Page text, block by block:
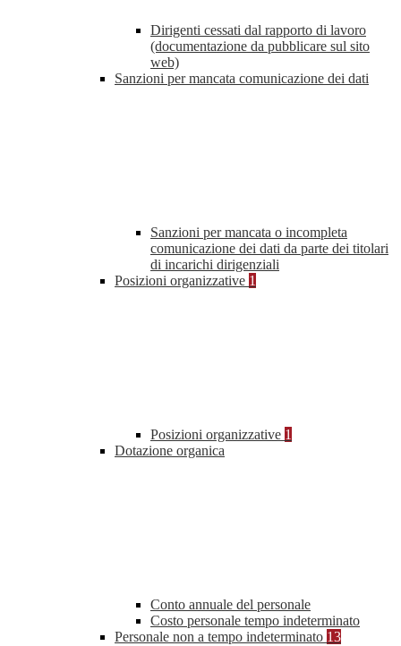
Dirigenti cessati dal rapporto di lavoro
(documentazione da pubblicare sul sito
web)
Sanzioni per mancata comunicazione dei dati
Sanzioni per mancata o incompleta
comunicazione dei dati da parte dei titolari
di incarichi dirigenziali
Posizioni organizzative 1
Posizioni organizzative 1
Dotazione organica
Conto annuale del personale
Costo personale tempo indeterminato
Personale non a tempo indeterminato 13